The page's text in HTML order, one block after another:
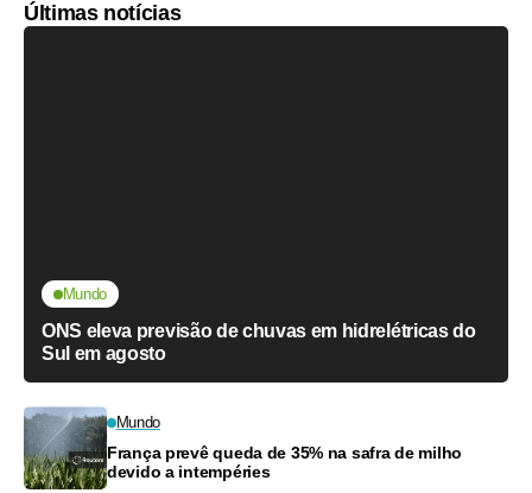
Últimas notícias
Mundo
ONS eleva previsão de chuvas em hidrelétricas do
Sul em agosto
Mundo
França prevê queda de 35% na safra de milho
devido a intempéries